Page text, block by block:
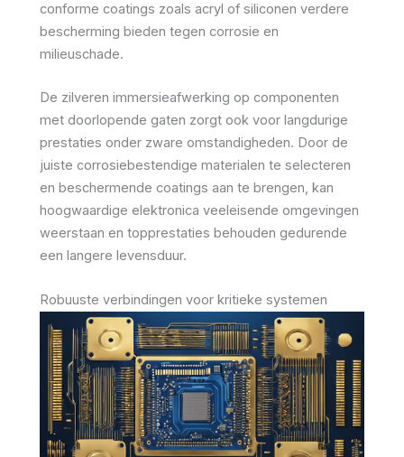
conforme coatings zoals acryl of siliconen verdere
bescherming bieden tegen corrosie en
milieuschade.
De zilveren immersieafwerking op componenten
met doorlopende gaten zorgt ook voor langdurige
prestaties onder zware omstandigheden. Door de
juiste corrosiebestendige materialen te selecteren
en beschermende coatings aan te brengen, kan
hoogwaardige elektronica veeleisende omgevingen
weerstaan en topprestaties behouden gedurende
een langere levensduur.
Robuuste verbindingen voor kritieke systemen